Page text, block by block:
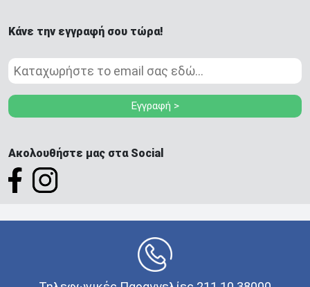
Κάνε την εγγραφή σου τώρα!
Εγγραφή >
Ακολουθήστε μας στα Social